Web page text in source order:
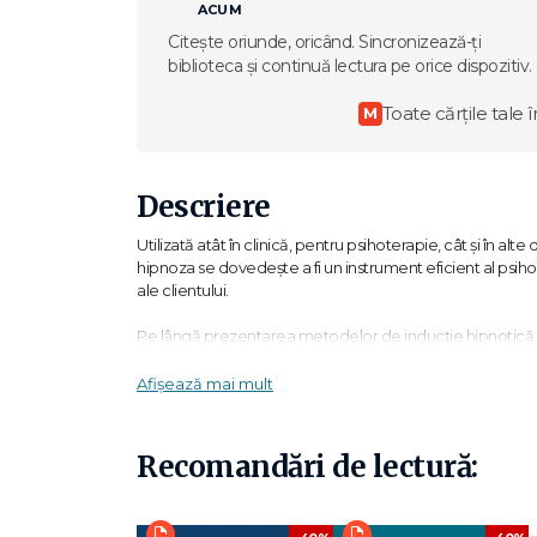
ACUM
Citește oriunde, oricând. Sincronizează-ți
biblioteca și continuă lectura pe orice dispozitiv.
M Toate cărțile tale
Descriere
Utilizată atât în clinică, pentru psihoterapie, cât şi în
hipnoza se dovedeşte a fi un instrument eficient al
ale clientului.
Pe lângă prezentarea metodelor de inducţie
alimentare, combaterea durerii, tulburări sexuale,
Afișează mai mult
Recomandări de lectură: